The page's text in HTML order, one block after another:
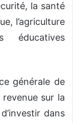
la santé
l’agriculture
éducatives
générale de
sur la
dans